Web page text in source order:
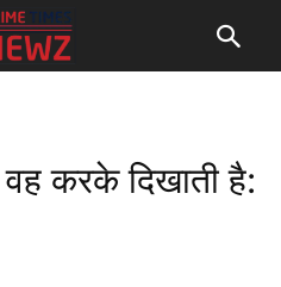
करके दिखाती है: